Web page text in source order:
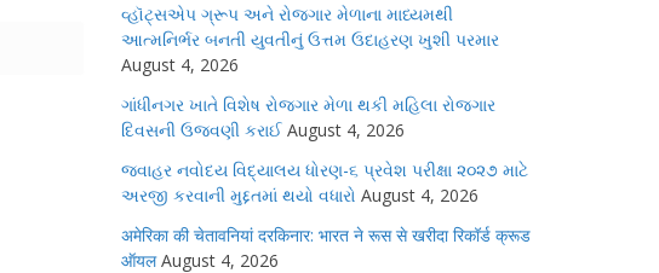
વ્હૉટ્સએપ ગ્રૂપ અને રોજગાર મેળાના માધ્યમથી
આત્મનિર્ભર બનતી યુવતીનું ઉત્તમ ઉદાહરણ ખુશી પરમાર
August 4, 2026
ગાંધીનગર ખાતે વિશેષ રોજગાર મેળા થકી મહિલા રોજગાર
દિવસની ઉજવણી કરાઈ August 4, 2026
જવાહર નવોદય વિદ્યાલય ધોરણ-૬ પ્રવેશ પરીક્ષા ૨૦૨૭ માટે
અરજી કરવાની મુદ્દતમાં થયો વધારો August 4, 2026
अमेरिका की चेतावनियां दरकिनार: भारत ने रूस से खरीदा रिकॉर्ड क्रूड
ऑयल August 4, 2026